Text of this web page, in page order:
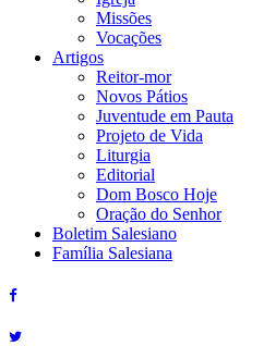
Missões
Vocações
Artigos
Reitor-mor
Novos Pátios
Juventude em Pauta
Projeto de Vida
Liturgia
Editorial
Dom Bosco Hoje
Oração do Senhor
Boletim Salesiano
Família Salesiana